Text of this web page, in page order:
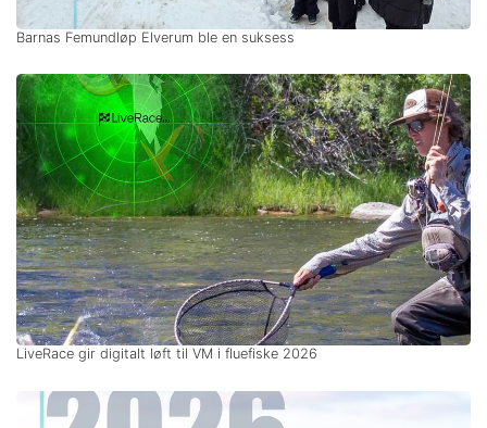
Barnas Femundløp Elverum ble en suksess
LiveRace gir digitalt løft til VM i fluefiske 2026